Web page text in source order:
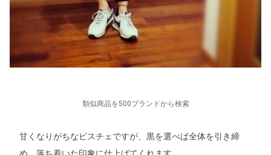
類似商品を500ブランドから検索
甘くなりがちなビスチェですが、黒を選べば全体を引き締